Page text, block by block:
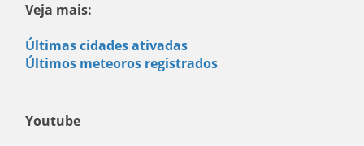
Veja mais:
Últimas cidades ativadas
Últimos meteoros registrados
Youtube